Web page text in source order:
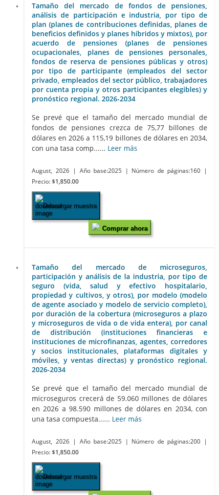
Tamaño del mercado de fondos de pensiones,
análisis de participación e industria, por tipo de
plan (planes de contribuciones definidas, planes de
beneficios definidos y planes híbridos y mixtos), por
acuerdo de pensiones (planes de pensiones
ocupacionales, planes de pensiones personales,
fondos de reserva de pensiones públicas y otros)
por tipo de participante (empleados del sector
privado, empleados del sector público, trabajadores
por cuenta propia y otros participantes elegibles) y
pronóstico regional. 2026-2034
Se prevé que el tamaño del mercado mundial de
fondos de pensiones crezca de 75,77 billones de
dólares en 2026 a 115,19 billones de dólares en 2034,
con una tasa comp...... Leer más
August, 2026 | Año base:2025 | Número de páginas:160
|
Precio: $1,850.00
Descargar muestra
Comprar ahora
Tamaño del mercado de microseguros,
participación y análisis de la industria, por tipo de
seguro (vida, salud y efectivo hospitalario,
propiedad y cultivos, y otros), por modelo (modelo
de agente asociado y modelo de servicio completo),
por duración de la cobertura (microseguros a plazo
y microseguros de vida o de vida entera), por canal
de distribución (instituciones financieras e
instituciones de microfinanzas, agentes, corredores
y socios institucionales, plataformas digitales y
móviles, y ventas directas) y pronóstico regional.
2026-2034
Se prevé que el tamaño del mercado mundial de
microseguros crecerá de 59.060 millones de dólares
en 2026 a 98.590 millones de dólares en 2034, con
una tasa compuesta...... Leer más
August, 2026 | Año base:2025 | Número de páginas:200
|
Precio: $1,850.00
Descargar muestra